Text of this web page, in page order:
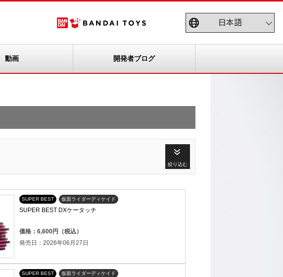
動画 開発者ブログ
絞り込む
SUPER BEST 仮面ライダーディケイド
SUPER BEST DXケータッチ
価格：6,600円（税込）
発売日：2026年06月27日
SUPER BEST 仮面ライダーディケイド